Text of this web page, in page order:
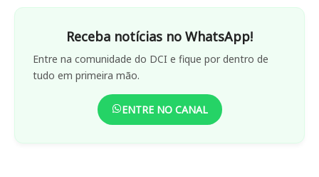
Receba notícias no WhatsApp!
Entre na comunidade do DCI e fique por dentro de
tudo em primeira mão.
ENTRE NO CANAL